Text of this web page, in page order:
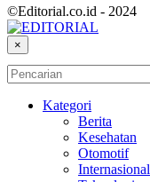
©Editorial.co.id - 2024
×
Kategori
Berita
Kesehatan
Otomotif
Internasional